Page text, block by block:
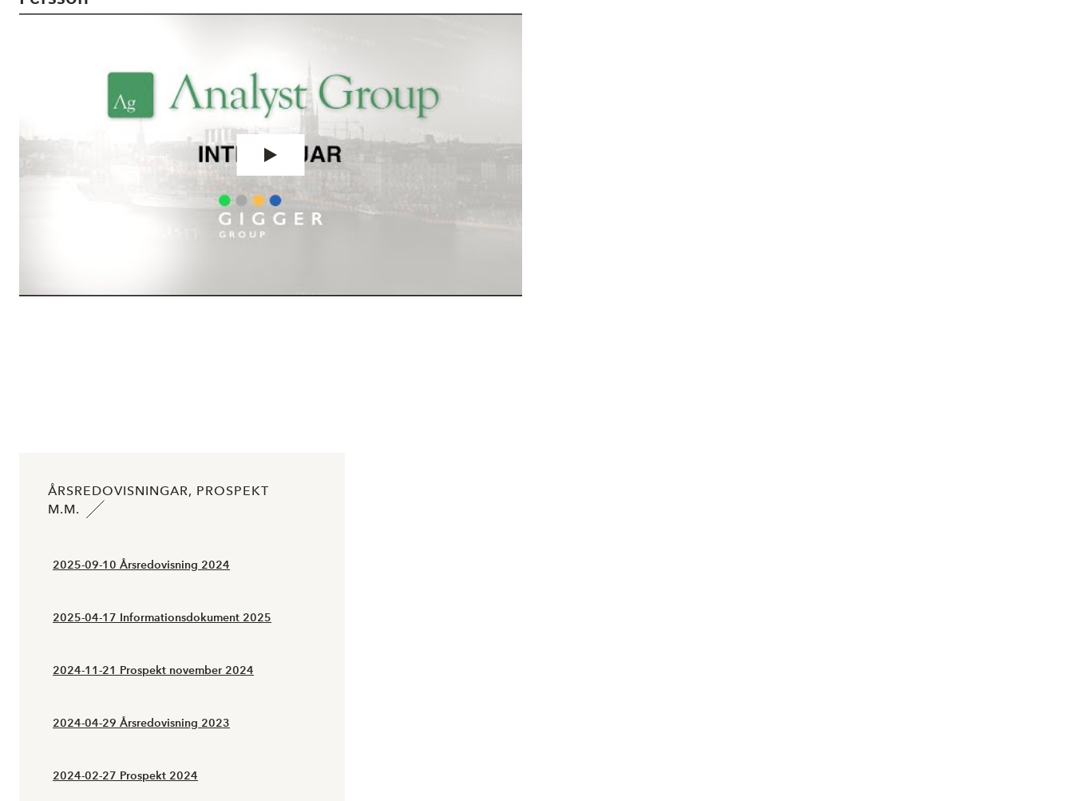
ÅRSREDOVISNINGAR, PROSPEKT
M.M.
2025-09-10 Årsredovisning 2024
2025-04-17 Informationsdokument 2025
2024-11-21 Prospekt november 2024
2024-04-29 Årsredovisning 2023
2024-02-27 Prospekt 2024